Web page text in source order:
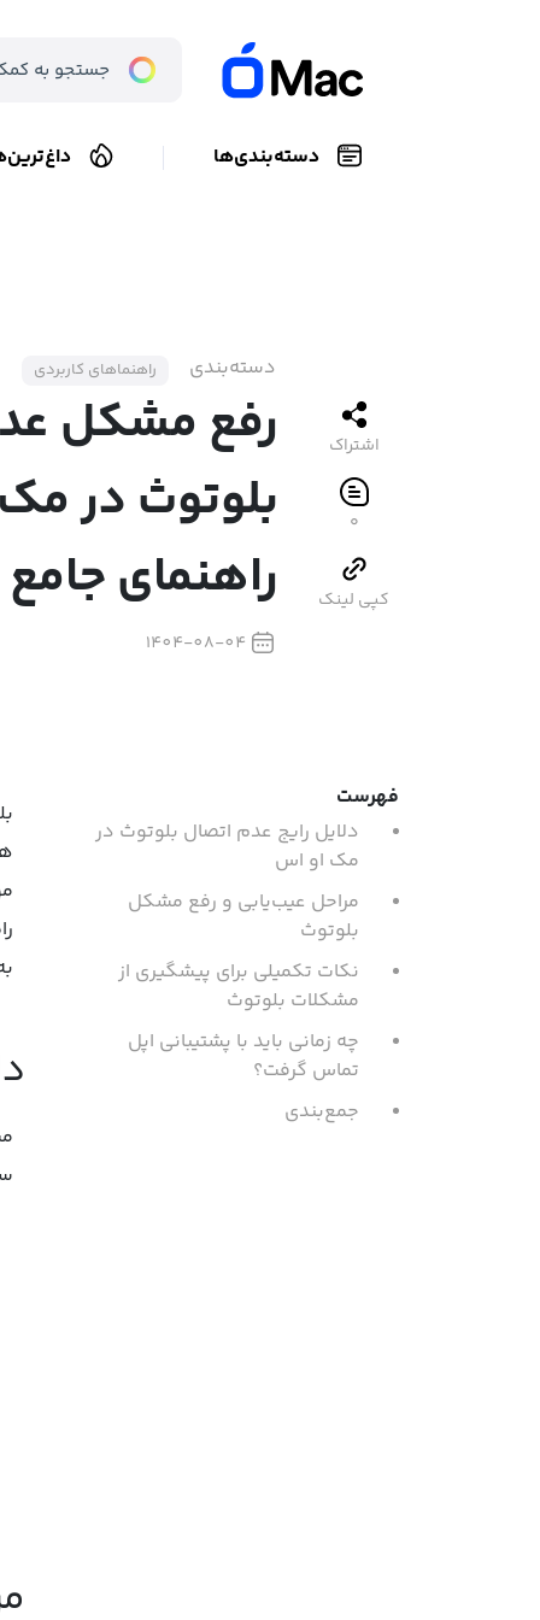
دسته‌بندی‌ها
دسته‌بندی راهنماهای کاربردی
رفع مشکل
بلوتوث در
راهنمای
1404-08-04
اشتراک
۰
کپی لینک
فهرست
دلایل رایج عدم اتصال بلوتوث در
مک او اس
مراحل عیب‌یابی و رفع مشکل
بلوتوث
نکات تکمیلی برای پیشگیری از
مشکلات بلوتوث
چه زمانی باید با پشتیبانی اپل
تماس گرفت؟
جمع‌بندی